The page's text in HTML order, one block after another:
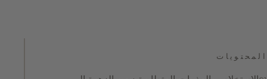
المحتويات